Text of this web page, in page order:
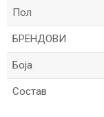
Пол
БРЕНДОВИ
Боја
Состав